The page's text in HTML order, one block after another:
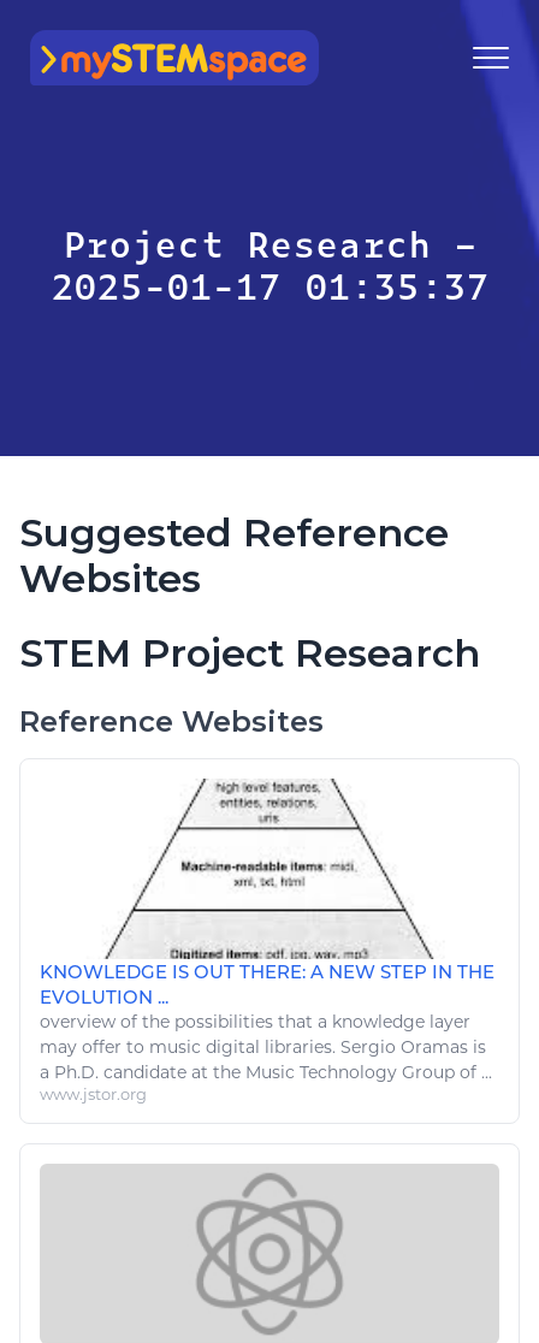
mySTEMspace
Project Research –
2025-01-17 01:35:37
Suggested Reference
Websites
STEM Project Research
Reference Websites
KNOWLEDGE IS OUT THERE: A NEW STEP IN THE
EVOLUTION ...
overview of the possibilities that a knowledge layer
may offer to music digital libraries. Sergio Oramas is
a Ph.D. candidate at the Music Technology Group of ...
www.jstor.org